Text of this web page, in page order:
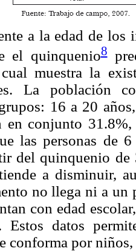
a la edad de los
el quinquenio8
muestra la
La población
16 a 20
en conjunto
las personas de
del quinquenio de
a disminuir,
no llega ni a
con edad
Estos datos
conforma por